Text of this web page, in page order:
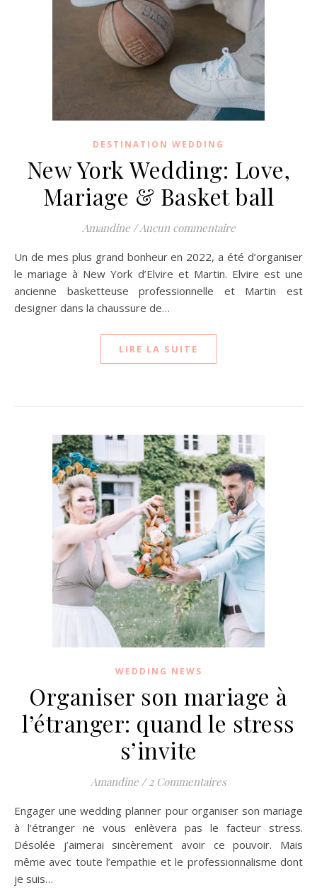
DESTINATION WEDDING
New York Wedding: Love,
Mariage & Basket ball
Amandine /Aucun commentaire
Un de mes plus grand bonheur en 2022, a été d’organiser
le mariage à New York d’Elvire et Martin. Elvire est une
ancienne basketteuse professionnelle et Martin est
designer dans la chaussure de…
LIRE LA SUITE
WEDDING NEWS
Organiser son mariage à
l’étranger: quand le stress
s’invite
Amandine / 2 Commentaires
Engager une wedding planner pour organiser son mariage
à l’étranger ne vous enlèvera pas le facteur stress.
Désolée j’aimerai sincèrement avoir ce pouvoir. Mais
même avec toute l’empathie et le professionnalisme dont
je suis…